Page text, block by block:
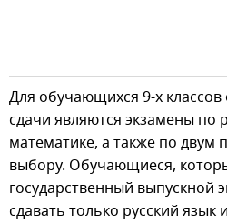
Для обучающихся 9-х
сдачи являются экзамены по
математике, а также по двум
выбору. Обучающиеся,
государственный выпускной
сдавать только русский язык